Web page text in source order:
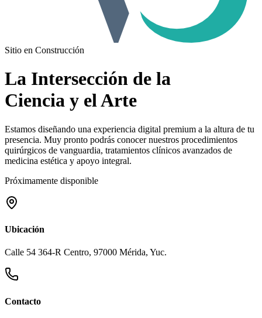
Sitio en Construcción
La Intersección de la
Ciencia y el Arte
Estamos diseñando una experiencia digital premium a la altura de tu
presencia. Muy pronto podrás conocer nuestros procedimientos
quirúrgicos de vanguardia, tratamientos clínicos avanzados de
medicina estética y apoyo integral.
Próximamente disponible
Ubicación
Calle 54 364-R Centro, 97000 Mérida, Yuc.
Contacto